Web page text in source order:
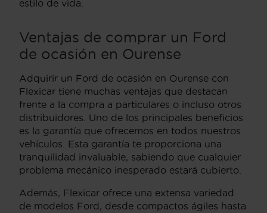
estilo de vida.
Ventajas de comprar un Ford
de ocasión en Ourense
Adquirir un Ford de ocasión en Ourense con
Flexicar tiene muchas ventajas que destacan
frente a la compra a particulares o incluso otros
distribuidores. Uno de los principales beneficios
es la garantía que ofrecemos en todos nuestros
vehículos. Esta garantía te proporciona una
tranquilidad invaluable, sabiendo que cualquier
problema mecánico inesperado estará cubierto.
Además, Flexicar ofrece una extensa variedad
de modelos Ford, desde compactos ágiles hasta